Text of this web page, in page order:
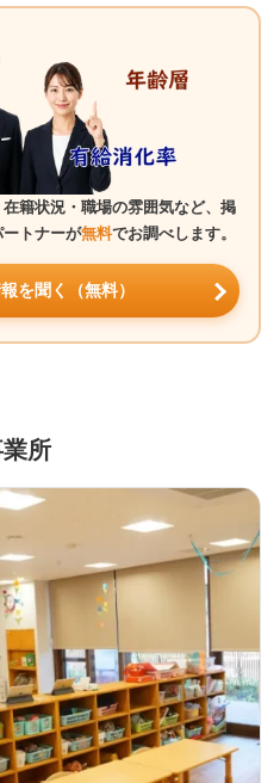
籍状況・職場の雰囲気など、掲
トナーが無料でお調べします。
を聞く（無料）
所